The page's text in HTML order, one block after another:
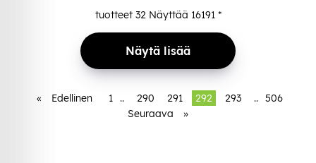
tuotteet 32Näyttää 16191*
Näytä lisää
« Edellinen 1 .. 290 291 292 293 .. 506
Seuraava
»